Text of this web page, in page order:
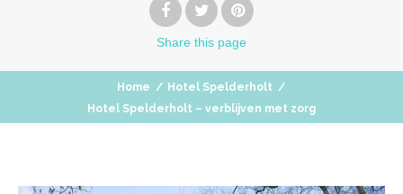
Share this page
Home / Hotel Spelderholt /
Hotel Spelderholt – verblijven met zorg